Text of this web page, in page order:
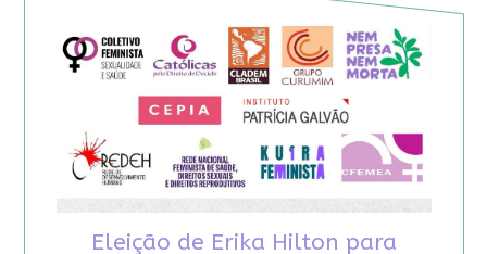
Eleição de Erika Hilton para